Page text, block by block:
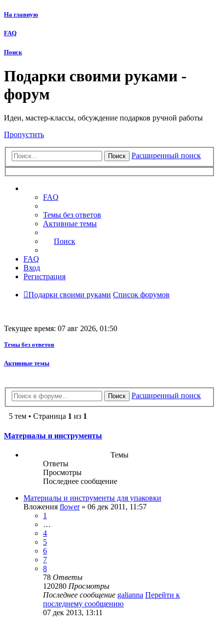
На главную
FAQ
Поиск
Подарки своими руками -
форум
Идеи, мастер-классы, обсуждение подарков ручной работы
Пропустить
Поиск Расширенный поиск
FAQ
Темы без ответов
Активные темы
Поиск
FAQ
Вход
Регистрация
Подарки своими руками Список форумов
Текущее время: 07 авг 2026, 01:50
Темы без ответов
Активные темы
Поиск Расширенный поиск
5 тем • Страница 1 из 1
Материалы и инструменты
Темы
Ответы
Просмотры
Последнее сообщение
Материалы и инструменты для упаковки
Вложения flower» 06 дек 2011, 11:57
1
…
4
5
6
7
8
78 Ответы
120280 Просмотры
Последнее сообщение galianna Перейти к
последнему сообщению
07 дек 2013, 13:11